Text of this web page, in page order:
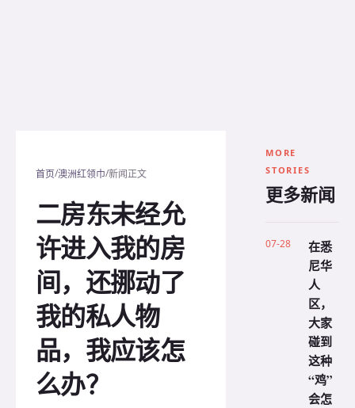
首页/澳洲红领巾/新闻正文
二房东未经允
许进入我的房
间，还挪动了
我的私人物
品，我应该怎
么办？
MORE
STORIES
更多新闻
07-28
在悉
尼华
人
区，
大家
碰到
这种
“鸡”
会怎